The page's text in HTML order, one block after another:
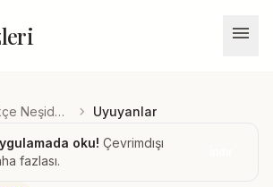
menu
Türkçe Neşidler chevron_right Uyuyanlar
oku! Çevrimdışı
fazlası.